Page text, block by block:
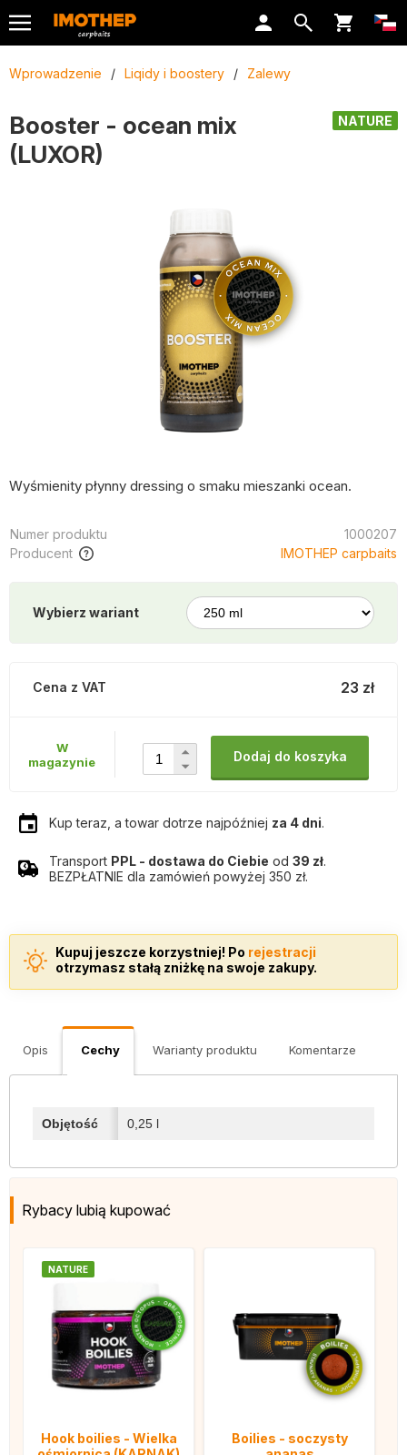
Wprowadzenie / Liqidy i boostery / Zalewy
NATURE
Booster - ocean mix
(LUXOR)
Wyśmienity płynny dressing o smaku mieszanki ocean.
Numer produktu
1000207
Producent
IMOTHEP carpbaits
Wybierz wariant
23 zł
Cena z VAT
W
magazynie
Dodaj do koszyka
Kup teraz, a towar dotrze najpóźniej za 4 dni.
Transport PPL - dostawa do Ciebie od 39 zł.
BEZPŁATNIE dla zamówień powyżej 350 zł.
Kupuj jeszcze korzystniej! Po rejestracji
otrzymasz stałą zniżkę na swoje zakupy.
Opis Cechy Warianty produktu Komentarze
Objętość 0,25 l
Rybacy lubią kupować
NATURE
Hook boilies - Wielka
Boilies - soczysty